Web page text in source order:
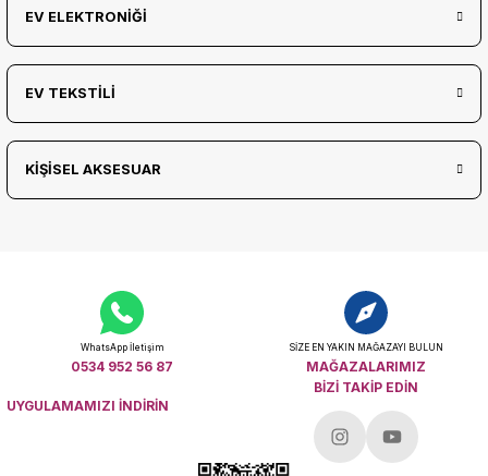
EV ELEKTRONİĞİ
EV TEKSTİLİ
KİŞİSEL AKSESUAR
WhatsApp İletişim
0534 952 56 87
SİZE EN YAKIN MAĞAZAYI BULUN
MAĞAZALARIMIZ
UYGULAMAMIZI İNDİRİN
BİZİ TAKİP EDİN